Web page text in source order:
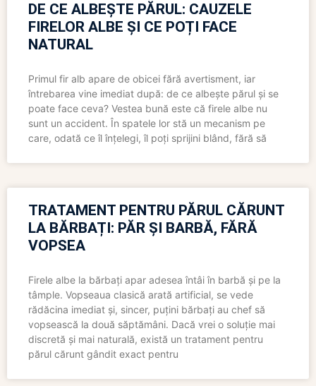
DE CE ALBEȘTE PĂRUL: CAUZELE
FIRELOR ALBE ȘI CE POȚI FACE
NATURAL
Primul fir alb apare de obicei fără avertisment, iar
întrebarea vine imediat după: de ce albește părul și se
poate face ceva? Vestea bună este că firele albe nu
sunt un accident. În spatele lor stă un mecanism pe
care, odată ce îl înțelegi, îl poți sprijini blând, fără să
TRATAMENT PENTRU PĂRUL CĂRUNT
LA BĂRBAȚI: PĂR ȘI BARBĂ, FĂRĂ
VOPSEA
Firele albe la bărbați apar adesea întâi în barbă și pe la
tâmple. Vopseaua clasică arată artificial, se vede
rădăcina imediat și, sincer, puțini bărbați au chef să
vopsească la două săptămâni. Dacă vrei o soluție mai
discretă și mai naturală, există un tratament pentru
părul cărunt gândit exact pentru